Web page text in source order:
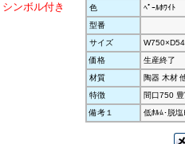
シンボル付き
色
ﾍﾟｰﾙﾎﾜｲﾄ
型番
サイズ
価格
生産終了
材質
陶器 木材
特徴
間口750 豊
備考１
低ﾎﾙﾑ･脱